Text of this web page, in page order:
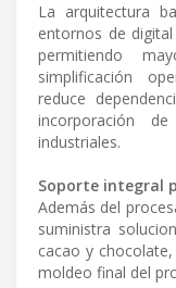
La arquitectura
entornos de
permitiendo
simplificación
reduce
incorporación
industriales.
Soporte integral
Además del
suministra
cacao y
moldeo final del